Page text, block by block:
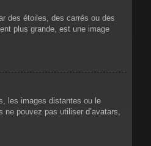
des étoiles, des carrés ou des
plus grande, est une image
les images distantes ou le
pouvez pas utiliser d’avatars,